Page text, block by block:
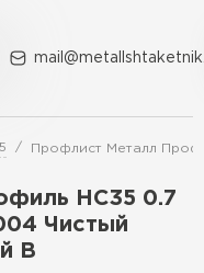
Профлист Металл
HC35 0.7
Чистый
B
Контакты